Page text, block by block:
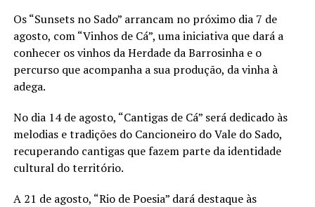
Os “Sunsets no Sado” arrancam no próximo dia 7 de
agosto, com “Vinhos de Cá”, uma iniciativa que dará a
conhecer os vinhos da Herdade da Barrosinha e o
percurso que acompanha a sua produção, da vinha à
adega.
No dia 14 de agosto, “Cantigas de Cá” será dedicado às
melodias e tradições do Cancioneiro do Vale do Sado,
recuperando cantigas que fazem parte da identidade
cultural do território.
A 21 de agosto, “Rio de Poesia” dará destaque às